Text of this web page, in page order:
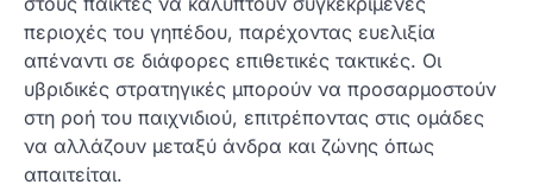
περιοχές του γηπέδου, παρέχοντας ευελιξία
απέναντι σε διάφορες επιθετικές τακτικές. Οι
υβριδικές στρατηγικές μπορούν να προσαρμοστούν
στη ροή του παιχνιδιού, επιτρέποντας στις ομάδες
να αλλάζουν μεταξύ άνδρα και ζώνης όπως
απαιτείται.